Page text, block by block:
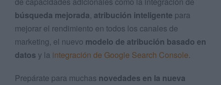
búsqueda mejorada, atribución inteligente para
mejorar el rendimiento en todos los canales de
marketing, el nuevo modelo de atribución basado en
datos y la integración de Google Search Console.
Prepárate para muchas novedades en la nueva